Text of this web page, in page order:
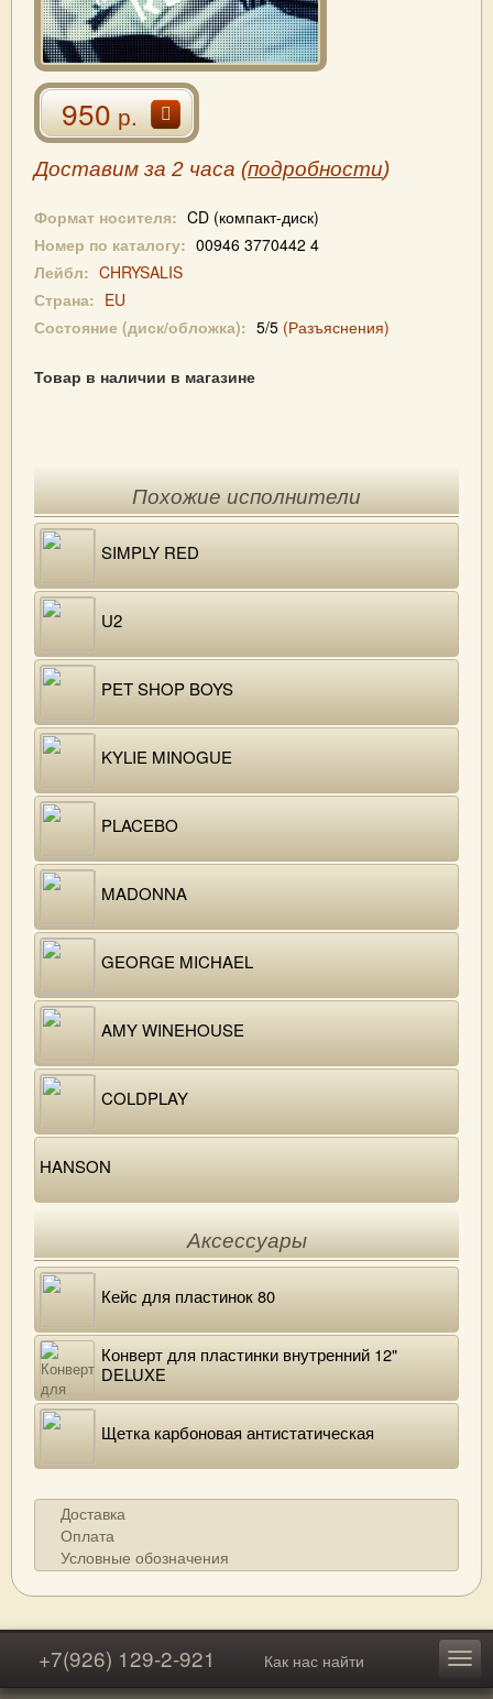
950р.
Доставим за 2 часа (подробности)
Формат носителя: CD (компакт-диск)
Номер по каталогу: 00946 3770442 4
Лейбл: CHRYSALIS
Страна: EU
Состояние (диск/обложка): 5/5 (Разъяснения)
Товар в наличии в магазине
Похожие исполнители
SIMPLY RED
U2
PET SHOP BOYS
KYLIE MINOGUE
PLACEBO
MADONNA
GEORGE MICHAEL
AMY WINEHOUSE
COLDPLAY
HANSON
Аксессуары
Кейс для пластинок 80
Конверт для пластинки внутренний 12"
DELUXE
Щетка карбоновая антистатическая
Доставка
Оплата
Условные обозначения
+7(926) 129-2-921 Как нас найти